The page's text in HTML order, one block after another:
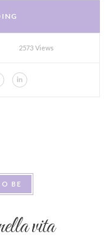
2573 Views
BE
vita